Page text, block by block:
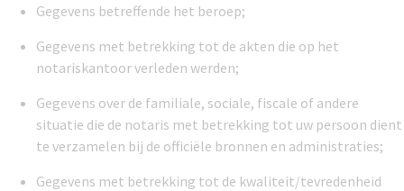
Gegevens betreffende het beroep;
Gegevens met betrekking tot de akten die op het
notariskantoor verleden werden;
Gegevens over de familiale, sociale, fiscale of andere
situatie die de notaris met betrekking tot uw persoon dient
te verzamelen bij de officiële bronnen en administraties;
Gegevens met betrekking tot de kwaliteit/tevredenheid